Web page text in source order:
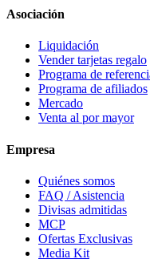
Asociación
Liquidación
Vender tarjetas regalo
Programa de
Programa de afiliados
Mercado
Venta al por mayor
Empresa
Quiénes somos
FAQ / Asistencia
Divisas admitidas
MCP
Ofertas Exclusivas
Media Kit